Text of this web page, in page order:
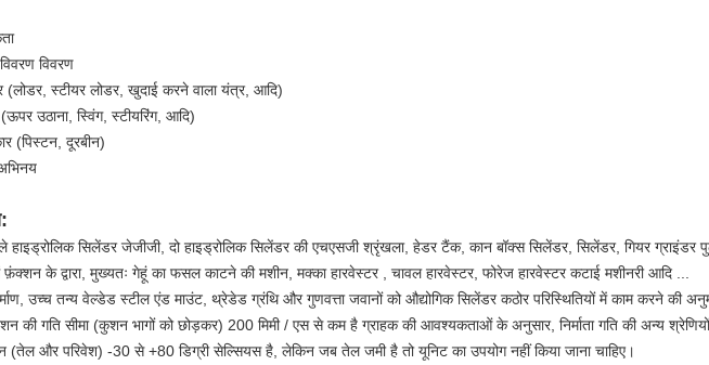
विवरण
(लोडर, स्टीयर लोडर, खुदाई करने वाला यंत्र, आदि)
उठाना, स्विंग, स्टीयरिंग, आदि)
(पिस्टन, दूरबीन)
हाइड्रोलिक सिलेंडर जेजीजी, दो हाइड्रोलिक सिलेंडर की एचएसजी श्रृंखला, हेडर टैंक, कान बॉक्स सिलेंडर, सिलेंडर, गियर
फ़ंक्शन के द्वारा, मुख्यतः गेहूं का फसल काटने की मशीन, मक्का हारवेस्टर , चावल हारवेस्टर, फोरेज हारवेस्टर कटाई मशीनरी आदि ...
उच्च तन्य वेल्डेड स्टील एंड माउंट, थ्रेडेड ग्रंथि और गुणवत्ता जवानों को औद्योगिक सिलेंडर कठोर परिस्थितियों में काम करने की
की गति सीमा (कुशन भागों को छोड़कर) 200 मिमी / एस से कम है ग्राहक की आवश्यकताओं के अनुसार, निर्माता गति की अन्य
(तेल और परिवेश) -30 से +80 डिग्री सेल्सियस है, लेकिन जब तेल जमी है तो यूनिट का उपयोग नहीं किया जाना चाहिए।